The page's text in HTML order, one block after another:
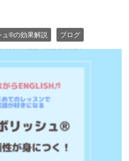
®の効果解説 ブログ